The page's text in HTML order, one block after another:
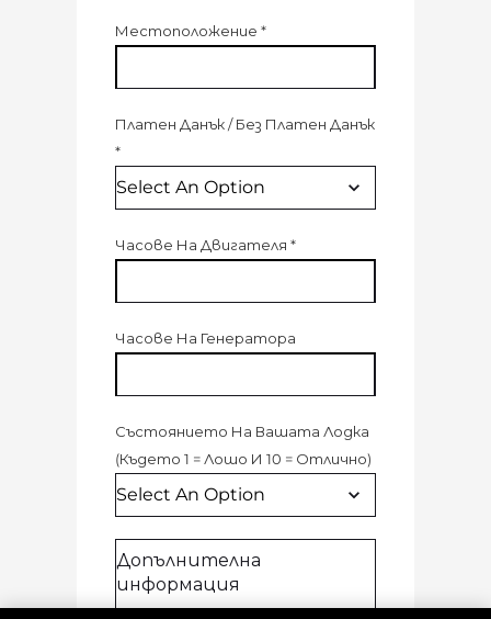
Местоположение *
Платен Данък/Без Платен Данък
*
Часове На Двигателя *
Часове На Генератора
Състоянието На Вашата Лодка
(Където 1 = Лошо И 10 = Отлично)